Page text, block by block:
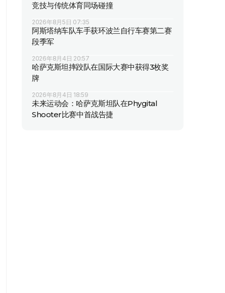
竞技与传统体育同场碰撞
2026年8月5日 07:35
阿斯塔纳车队车手获环波兰自行车赛第二赛
段季军
2026年8月4日 20:57
哈萨克斯坦摔跤队在国际大赛中获得3枚奖
牌
2026年8月4日 18:59
未来运动会：哈萨克斯坦队在Phygital
Shooter比赛中首战告捷